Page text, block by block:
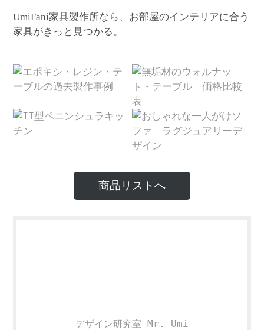
UmiFani家具製作所なら、お部屋のインテリアに合う
家具がきっと見つかる。
商品リストへ
デザイン研究室 Mr. Umi